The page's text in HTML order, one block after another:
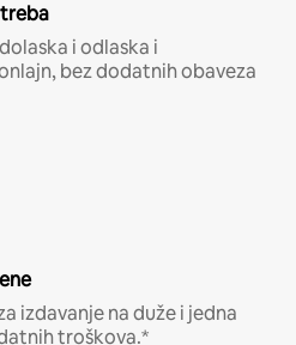
i odlaska i
bez dodatnih obaveza
izdavanje na duže i jedna
troškova.*